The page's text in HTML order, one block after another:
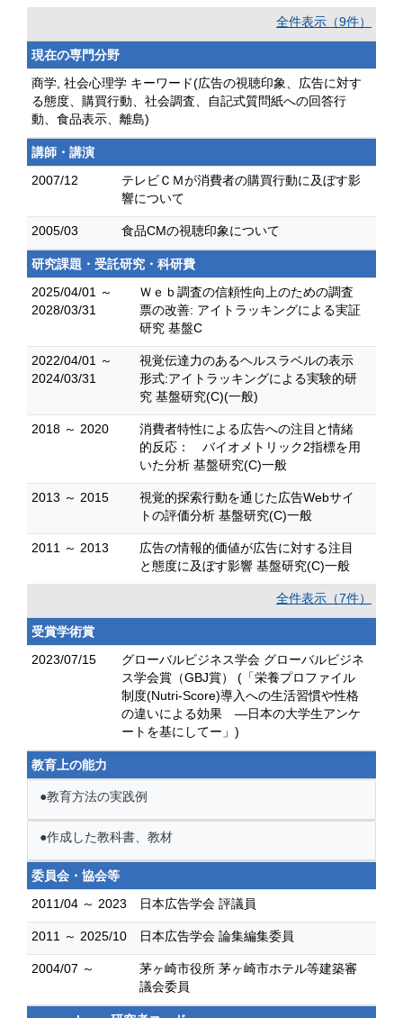
全件表示（9件）
現在の専門分野
商学, 社会心理学 キーワード(広告の視聴印象、広告に対す
る態度、購買行動、社会調査、自記式質問紙への回答行
動、食品表示、離島)
講師・講演
2007/12
テレビＣＭが消費者の購買行動に及ぼす影
響について
2005/03 食品CMの視聴印象について
研究課題・受託研究・科研費
2025/04/01 ～
2028/03/31
Ｗｅｂ調査の信頼性向上のための調査
票の改善: アイトラッキングによる実証
研究 基盤C
2022/04/01 ～
2024/03/31
視覚伝達力のあるヘルスラベルの表示
形式:アイトラッキングによる実験的研
究 基盤研究(C)(一般)
2018 ～ 2020
消費者特性による広告への注目と情緒
的反応： バイオメトリック2指標を用
いた分析 基盤研究(C)一般
2013 ～ 2015
視覚的探索行動を通じた広告Webサイ
トの評価分析 基盤研究(C)一般
2011 ～ 2013
広告の情報的価値が広告に対する注目
と態度に及ぼす影響 基盤研究(C)一般
全件表示（7件）
受賞学術賞
2023/07/15
グローバルビジネス学会 グローバルビジネ
ス学会賞（GBJ賞） (「栄養プロファイル
制度(Nutri-Score)導入への生活習慣や性格
の違いによる効果 ―日本の大学生アンケ
ートを基にしてー」)
教育上の能力
●教育方法の実践例
●作成した教科書、教材
委員会・協会等
2011/04 ～ 2023
日本広告学会 評議員
2011 ～ 2025/10 日本広告学会 論集編集委員
2004/07 ～
茅ヶ崎市役所 茅ヶ崎市ホテル等建築審
議会委員